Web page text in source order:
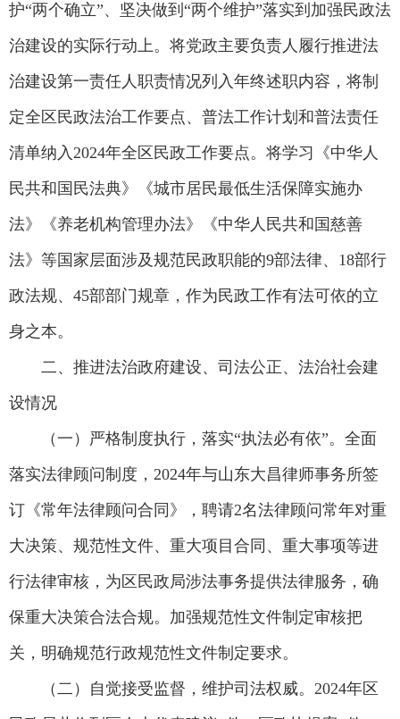
护“两个确立”、坚决做到“两个维护”落实到加强民政法
治建设的实际行动上。将党政主要负责人履行推进法
治建设第一责任人职责情况列入年终述职内容，将制
定全区民政法治工作要点、普法工作计划和普法责任
清单纳入2024年全区民政工作要点。将学习《中华人
民共和国民法典》《城市居民最低生活保障实施办
法》《养老机构管理办法》《中华人民共和国慈善
法》等国家层面涉及规范民政职能的9部法律、18部行
政法规、45部部门规章，作为民政工作有法可依的立
身之本。
二、推进法治政府建设、司法公正、法治社会建
设情况
（一）严格制度执行，落实“执法必有依”。全面
落实法律顾问制度，2024年与山东大昌律师事务所签
订《常年法律顾问合同》，聘请2名法律顾问常年对重
大决策、规范性文件、重大项目合同、重大事项等进
行法律审核，为区民政局涉法事务提供法律服务，确
保重大决策合法合规。加强规范性文件制定审核把
关，明确规范行政规范性文件制定要求。
（二）自觉接受监督，维护司法权威。2024年区